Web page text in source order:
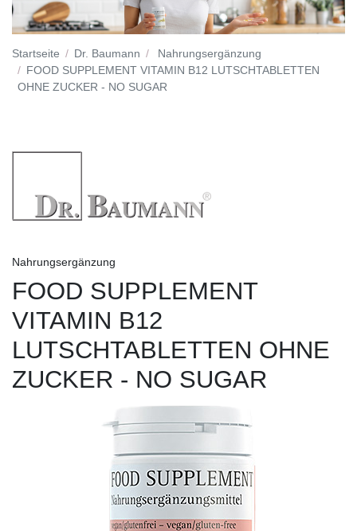
Startseite Dr. Baumann
Nahrungsergänzung
FOOD SUPPLEMENT VITAMIN B12 LUTSCHTABLETTEN
OHNE ZUCKER - NO SUGAR
Nahrungsergänzung
FOOD SUPPLEMENT
VITAMIN B12
LUTSCHTABLETTEN OHNE
ZUCKER - NO SUGAR